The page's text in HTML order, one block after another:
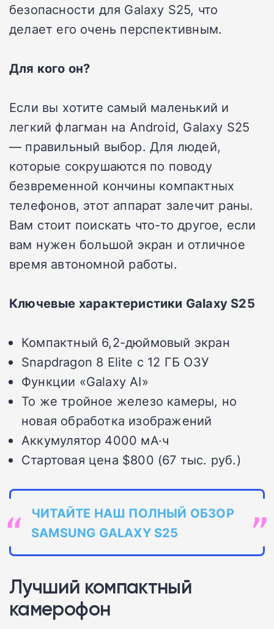
безопасности для Galaxy S25, что
делает его очень перспективным.
Для кого он?
Если вы хотите самый маленький и
легкий флагман на Android, Galaxy S25
— правильный выбор. Для людей,
которые сокрушаются по поводу
безвременной кончины компактных
телефонов, этот аппарат залечит раны.
Вам стоит поискать что-то другое, если
вам нужен большой экран и отличное
время автономной работы.
Ключевые характеристики Galaxy S25
Компактный 6,2-дюймовый экран
Snapdragon 8 Elite с 12 ГБ ОЗУ
Функции «Galaxy AI»
То же тройное железо камеры, но
новая обработка изображений
Аккумулятор 4000 мА·ч
Стартовая цена $800 (67 тыс. руб.)
ЧИТАЙТЕ НАШ ПОЛНЫЙ ОБЗОР
SAMSUNG GALAXY S25
Лучший компактный
камерофон